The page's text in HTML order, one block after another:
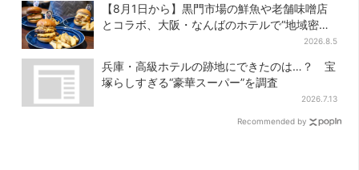
【8月1日から】黒門市場の鮮魚や老舗味噌店
とコラボ、大阪・なんばのホテルで“地域密
2026.8.5
兵庫・高級ホテルの跡地にできたのは…？ 宝
塚らしすぎる“豪華スーパー”を調査
2026.7.13
Recommended by